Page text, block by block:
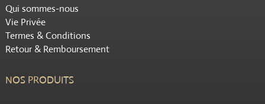
Qui sommes-nous
Vie Privée
Termes & Conditions
Retour & Remboursement
NOS PRODUITS